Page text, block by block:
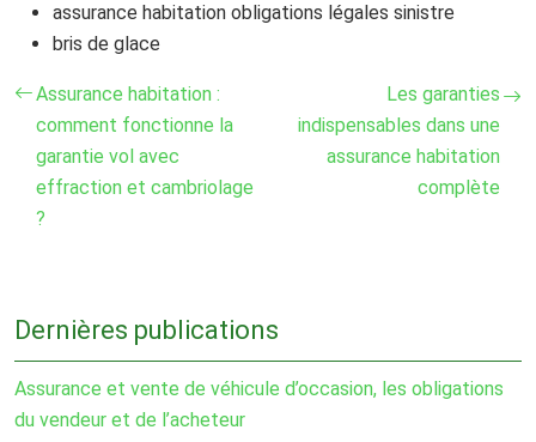
assurance habitation obligations légales sinistre
bris de glace
Assurance habitation :
comment fonctionne la
garantie vol avec
effraction et cambriolage
?
Les garanties
indispensables dans une
assurance habitation
complète
Dernières publications
Assurance et vente de véhicule d’occasion, les obligations
du vendeur et de l’acheteur